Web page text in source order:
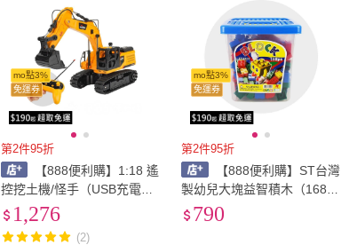
mo點3%
免運券
第2件95折
【888便利購】1:18 遙
控挖土機/怪手（USB充電池/
5通遙控/履帶可單邊動作/車
體360度手動）（6801）
1,276
(2)
mo點3%
免運券
第2件95折
【888便利購】ST台灣
製幼兒大塊益智積木（168P
CS桶裝收納組）（與樂高得
790